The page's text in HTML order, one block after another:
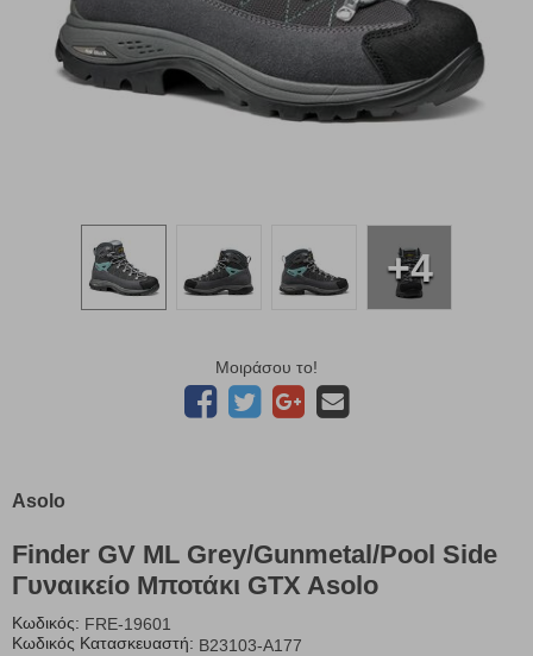
+4
Μοιράσου το!
Asolo
Finder GV ML Grey/Gunmetal/Pool Side
Γυναικείο Μποτάκι GTX Asolo
Κωδικός: FRE-19601
Κωδικός Κατασκευαστή: B23103-A177